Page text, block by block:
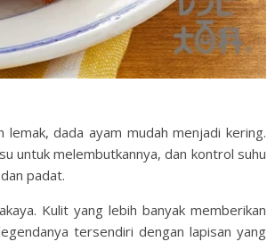
dada ayam mudah menjadi kering.
untuk melembutkannya, dan kontrol suhu
padat.
Kulit yang lebih banyak memberikan
tersendiri dengan lapisan yang